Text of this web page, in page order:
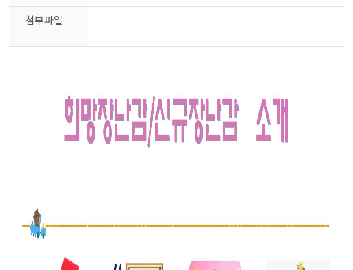
첨부파일